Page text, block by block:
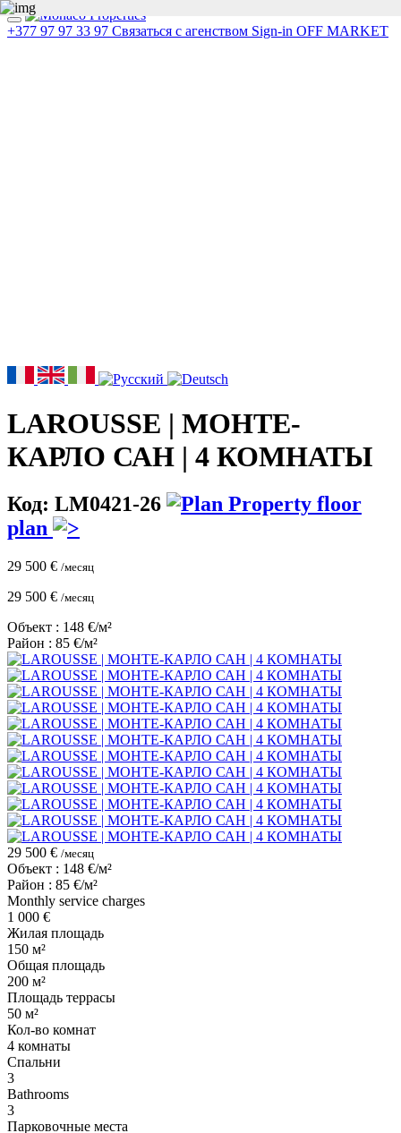
+377 97 97 33 97 Связаться с агенством Sign-in OFF MARKET
LAROUSSE | МОНТЕ-
КАРЛО САН | 4 КОМНАТЫ
Код: LM0421-26
Property floor
plan
29 500 € /месяц
29 500 € /месяц
Объект : 148 €/м²
Район : 85 €/м²
29 500 € /месяц
Объект : 148 €/м²
Район : 85 €/м²
Monthly service charges
1 000 €
Жилая площадь
150 м²
Общая площадь
200 м²
Площадь террасы
50 м²
Кол-во комнат
4 комнаты
Cпальни
3
Bathrooms
3
Парковочные места